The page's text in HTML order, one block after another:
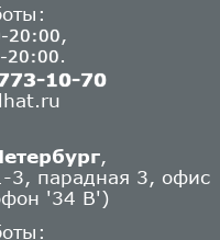
20:00
20:00
10-70
,
3, парадная 3, офис
'34 В')